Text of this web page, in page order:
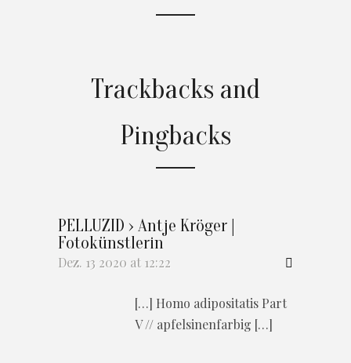
Trackbacks and
Pingbacks
PELLUZID › Antje Kröger |
Fotokünstlerin
Dez. 13 2020 at 12:22
[…] Homo adipositatis Part
V // apfelsinenfarbig […]